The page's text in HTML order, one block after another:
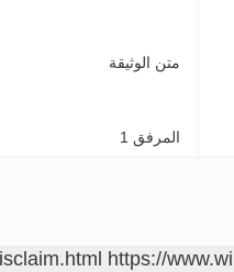
متن الوثيقة
المرفق 1
https://